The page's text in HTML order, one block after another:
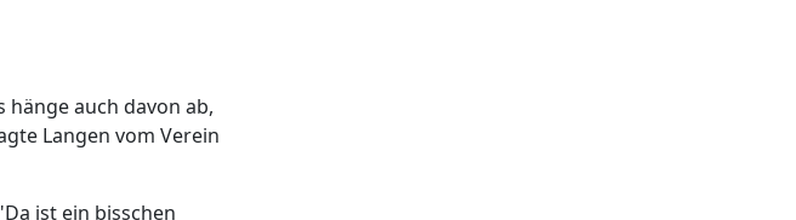
auch davon ab,
Langen vom Verein
ist ein bisschen